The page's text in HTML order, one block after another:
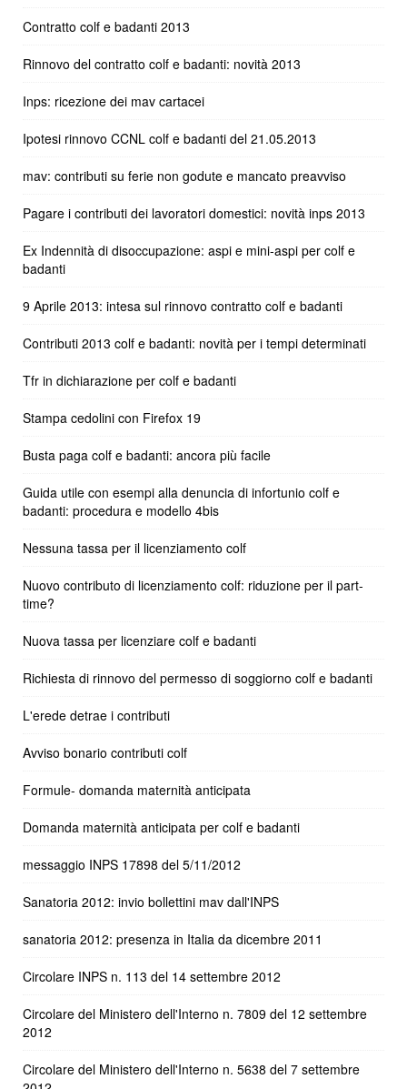
Contratto colf e badanti 2013
Rinnovo del contratto colf e badanti: novità 2013
Inps: ricezione dei mav cartacei
Ipotesi rinnovo CCNL colf e badanti del 21.05.2013
mav: contributi su ferie non godute e mancato preavviso
Pagare i contributi dei lavoratori domestici: novità inps 2013
Ex Indennità di disoccupazione: aspi e mini-aspi per colf e
badanti
9 Aprile 2013: intesa sul rinnovo contratto colf e badanti
Contributi 2013 colf e badanti: novità per i tempi determinati
Tfr in dichiarazione per colf e badanti
Stampa cedolini con Firefox 19
Busta paga colf e badanti: ancora più facile
Guida utile con esempi alla denuncia di infortunio colf e
badanti: procedura e modello 4bis
Nessuna tassa per il licenziamento colf
Nuovo contributo di licenziamento colf: riduzione per il part-
time?
Nuova tassa per licenziare colf e badanti
Richiesta di rinnovo del permesso di soggiorno colf e badanti
L'erede detrae i contributi
Avviso bonario contributi colf
Formule- domanda maternità anticipata
Domanda maternità anticipata per colf e badanti
messaggio INPS 17898 del 5/11/2012
Sanatoria 2012: invio bollettini mav dall'INPS
sanatoria 2012: presenza in Italia da dicembre 2011
Circolare INPS n. 113 del 14 settembre 2012
Circolare del Ministero dell'Interno n. 7809 del 12 settembre
2012
Circolare del Ministero dell'Interno n. 5638 del 7 settembre